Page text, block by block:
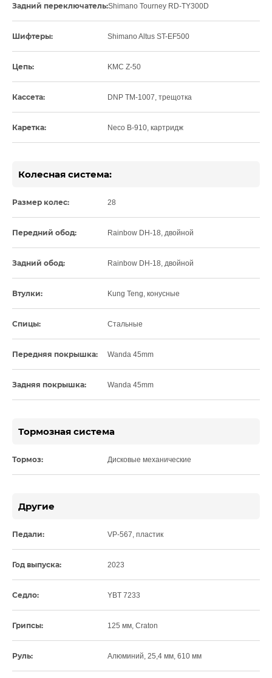
Задний переключатель:Shimano Tourney RD-TY300D
Шифтеры: Shimano Altus ST-EF500
Цепь: KMC Z-50
Кассета: DNP TM-1007, трещотка
Каретка: Neco B-910, картридж
Колесная система:
Размер колес: 28
Передний обод: Rainbow DH-18, двойной
Задний обод: Rainbow DH-18, двойной
Втулки: Kung Teng, конусные
Спицы: Стальные
Передняя покрышка: Wanda 45mm
Задняя покрышка: Wanda 45mm
Тормозная система
Тормоз: Дисковые механические
Другие
Педали: VP-567, пластик
Год выпуска: 2023
Седло: YBT 7233
Грипсы: 125 мм, Craton
Руль: Алюминий, 25,4 мм, 610 мм